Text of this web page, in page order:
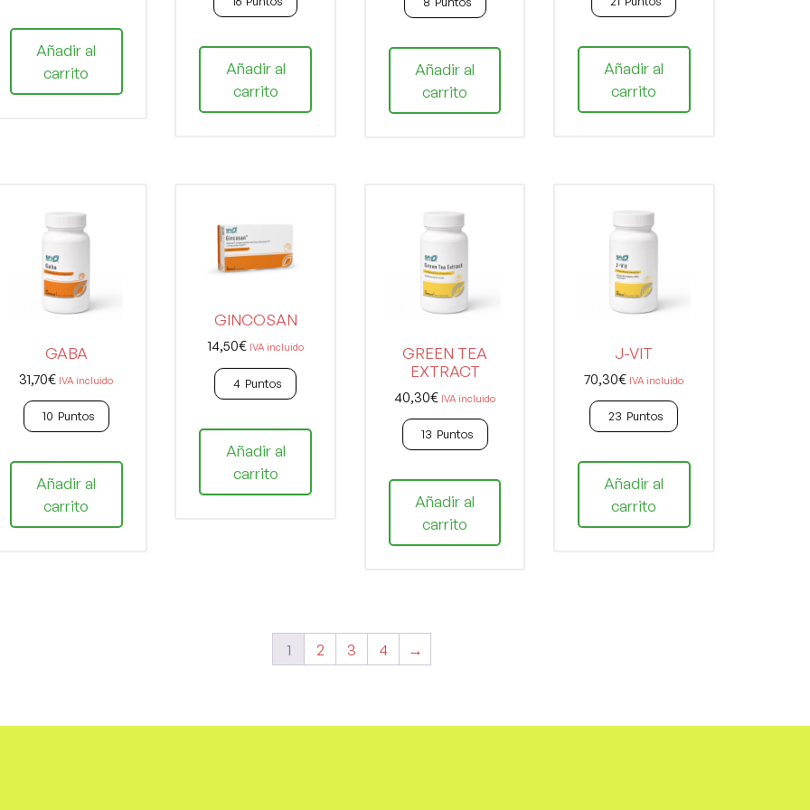
Añadir al
carrito
Añadir al
carrito
Añadir al
carrito
Añadir al
carrito
GABA
31,70€ IVA incluido
10 Puntos
Añadir al
carrito
GINCOSAN
14,50€ IVA incluido
4 Puntos
Añadir al
carrito
GREEN TEA
EXTRACT
40,30€ IVA incluido
13 Puntos
Añadir al
carrito
J-VIT
70,30€ IVA incluido
23 Puntos
Añadir al
carrito
1 2 3 4 →